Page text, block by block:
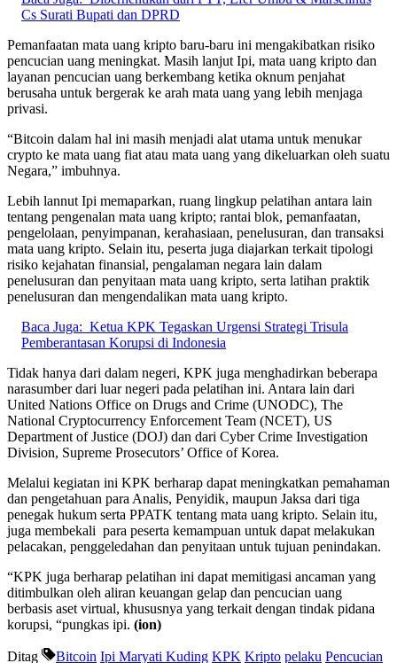
Cs Surati Bupati dan DPRD
Pemanfaatan mata uang kripto baru-baru ini mengakibatkan risiko
pencucian uang meningkat. Masih lanjut Ipi, mata uang kripto dan
layanan pencucian uang berkembang ketika oknum penjahat
berusaha untuk bergerak ke arah mata uang yang lebih menjaga
privasi.
“Bitcoin dalam hal ini masih menjadi alat utama untuk menukar
crypto ke mata uang fiat atau mata uang yang dikeluarkan oleh suatu
Negara,” imbuhnya.
Lebih lannut Ipi memaparkan, ruang lingkup pelatihan antara lain
tentang pengenalan mata uang kripto; rantai blok, pemanfaatan,
pengelolaan, penyimpanan, kerahasiaan, penelusuran, dan transaksi
mata uang kripto. Selain itu, peserta juga diajarkan terkait tipologi
risiko kejahatan finansial, pengalaman negara lain dalam
penelusuran dan penyitaan mata uang kripto, serta latihan praktik
penelusuran dan mengendalikan mata uang kripto.
Baca Juga: Ketua KPK Tegaskan Urgensi Strategi Trisula
Pemberantasan Korupsi di Indonesia
Tidak hanya dari dalam negeri, KPK juga menghadirkan beberapa
narasumber dari luar negeri pada pelatihan ini. Antara lain dari
United Nations Office on Drugs and Crime (UNODC), The
National Cryptocurrency Enforcement Team (NCET), US
Department of Justice (DOJ) dan dari Cyber Crime Investigation
Division, Supreme Prosecutors’ Office of Korea.
Melalui kegiatan ini KPK berharap dapat meningkatkan pemahaman
dan pengetahuan para Analis, Penyidik, maupun Jaksa dari tiga
penegak hukum serta PPATK tentang mata uang kripto. Selain itu,
juga membekali para peserta kemampuan untuk dapat melakukan
pelacakan, penggeledahan dan penyitaan untuk tujuan penindakan.
“KPK juga berharap pelatihan ini dapat memitigasi ancaman yang
ditimbulkan oleh aliran keuangan gelap dan pencucian uang
berbasis aset virtual, khususnya yang terkait dengan tindak pidana
korupsi, “pungkas ipi. (ion)
Ditag Bitcoin Ipi Maryati Kuding KPK Kripto pelaku Pencucian